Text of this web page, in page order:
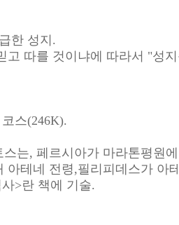
한 성지.
고 따를 것이냐에 따라서 "성
스(246K).
는, 페르시아가 마라톤평원
아테네 전령,필리피데스가 아
>란 책에 기술.